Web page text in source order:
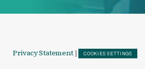
Privacy Statement | COOKIES SETTINGS